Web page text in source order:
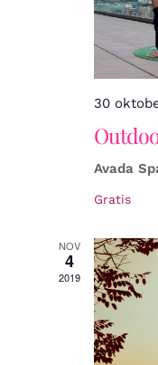
30
Avada
Gratis
NOV
4
2019